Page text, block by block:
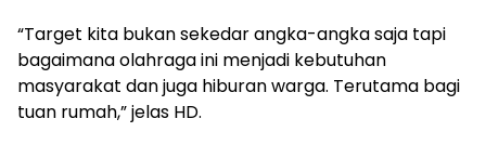
“Target kita bukan sekedar angka-angka saja tapi
bagaimana olahraga ini menjadi kebutuhan
masyarakat dan juga hiburan warga. Terutama bagi
tuan rumah,” jelas HD.